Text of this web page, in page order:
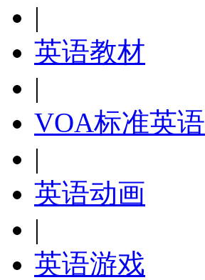
|
英语教材
|
VOA标准英语
|
英语动画
|
英语游戏